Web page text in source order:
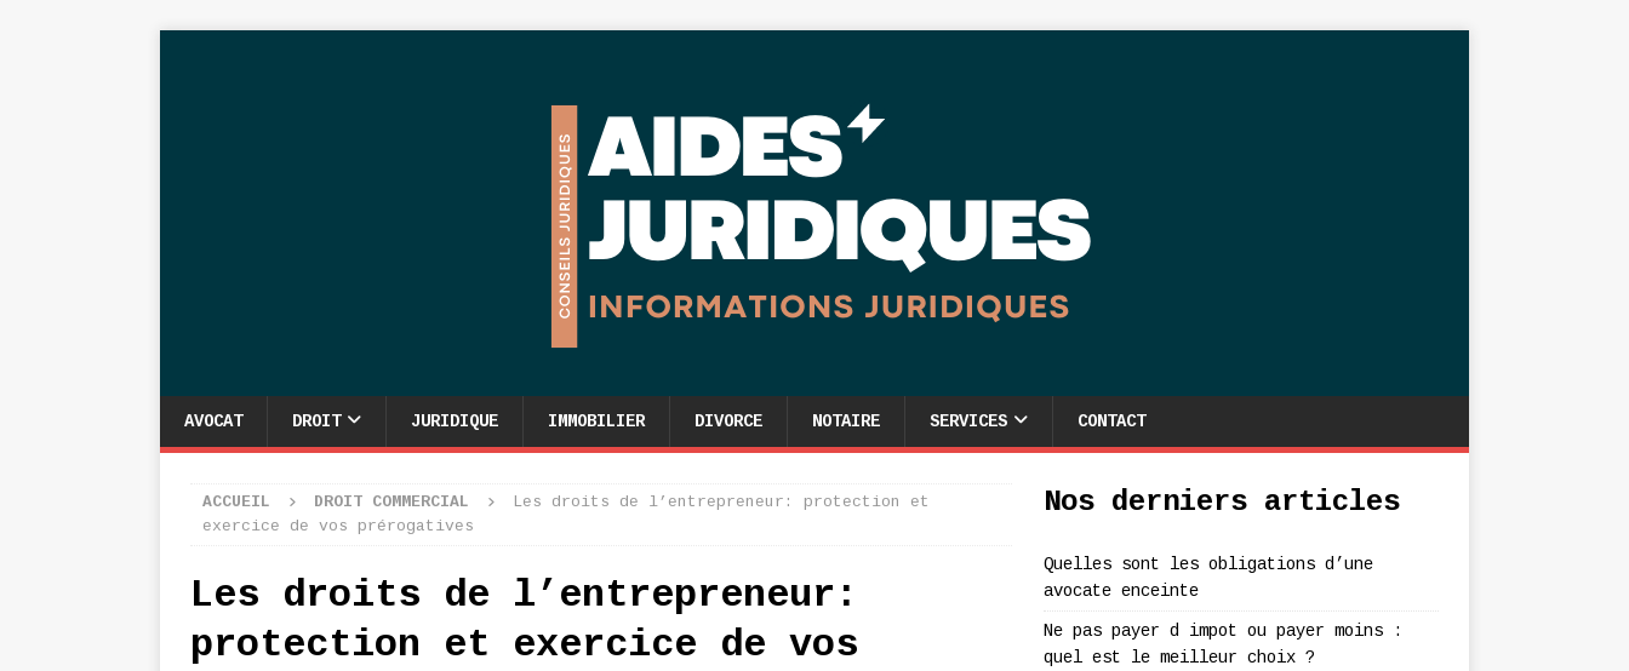
AVOCAT DROIT JURIDIQUE IMMOBILIER DIVORCE NOTAIRE SERVICES CONTACT
ACCUEIL DROIT COMMERCIAL
Les droits de l’entrepreneur: protection et
exercice de vos prérogatives
Les droits de l’entrepreneur:
protection et exercice de vos
Nos derniers articles
Quelles sont les obligations d’une
avocate enceinte
Ne pas payer d impot ou payer moins :
quel est le meilleur choix ?